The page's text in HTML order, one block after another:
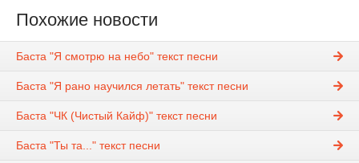
Похожие новости
Баста "Я смотрю на небо" текст песни
Баста "Я рано научился летать" текст песни
Баста "ЧК (Чистый Кайф)" текст песни
Баста "Ты та..." текст песни